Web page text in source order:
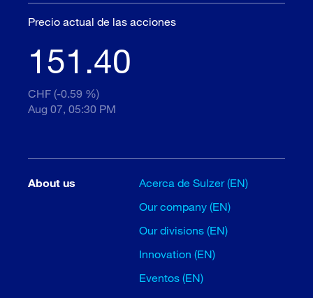
Precio actual de las acciones
151.40
CHF (-0.59 %)
Aug 07, 05:30 PM
About us
Acerca de Sulzer (EN)
Our company (EN)
Our divisions (EN)
Innovation (EN)
Eventos (EN)